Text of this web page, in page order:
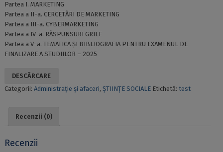
Partea I. MARKETING
Partea a II-a. CERCETĂRI DE MARKETING
Partea a III-a. CYBERMARKETING
Partea a IV-a. RĂSPUNSURI GRILE
Partea a V-a. TEMATICA ȘI BIBLIOGRAFIA PENTRU EXAMENUL DE
FINALIZARE A STUDIILOR – 2025
DESCĂRCARE
Categorii: Administrație și afaceri, ȘTIINȚE SOCIALE Etichetă: test
Recenzii (0)
Recenzii